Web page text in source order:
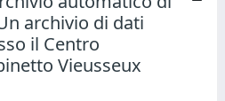
archivio di dati
il Centro
Vieusseux